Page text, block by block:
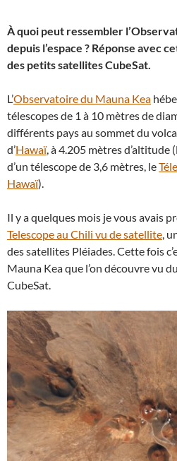
À quoi peut ressembler
depuis l’espace ? Réponse avec
des petits satellites CubeSat.
L’Observatoire du Mauna Kea
télescopes de 1 à 10 mètres de
différents pays au sommet du
d’Hawaï, à 4.205 mètres d’altitude
d’un télescope de 3,6 mètres, le
Hawaï).
Il y a quelques mois je vous avais
Telescope au Chili vu de satellite ,
des satellites Pléiades. Cette fois
Mauna Kea que l’on découvre vu
CubeSat.